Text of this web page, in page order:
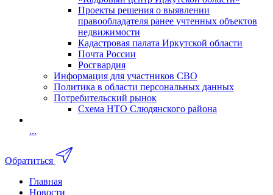
Проекты решения о выявлении
правообладателя ранее учтенных объектов
недвижимости
Кадастровая палата Иркутской области
Почта России
Росгвардия
Информация для участников СВО
Политика в области персональных данных
Потребительский рынок
Схема НТО Слюдянского района
...
Обратиться
Главная
Новости